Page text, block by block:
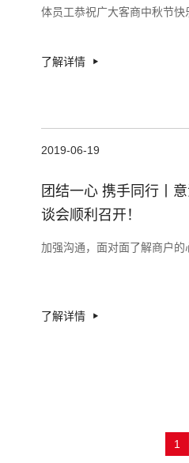
体员工恭祝广大客商中秋节快
了解详情
2019-06-19
团结一心 携手同行丨
谈会顺利召开！
加强沟通，面对面了解商户的
了解详情
1